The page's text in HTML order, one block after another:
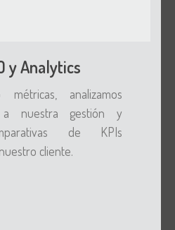
y Analytics
métricas, analizamos
a nuestra gestión y
de KPIs
cliente.